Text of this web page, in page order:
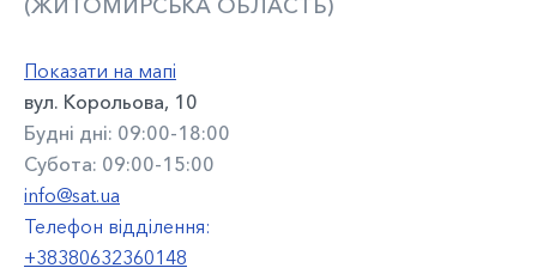
(ЖИТОМИРСЬКА ОБЛАСТЬ)
Показати на мапі
вул. Корольова, 10
Будні дні: 09:00-18:00
Субота: 09:00-15:00
info@sat.ua
Телефон відділення:
+38380632360148